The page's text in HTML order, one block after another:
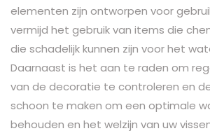
elementen zijn ontworpen voor
vermijd het gebruik van items die
die schadelijk kunnen zijn voor het
Daarnaast is het aan te raden om
van de decoratie te controleren en
schoon te maken om een optimale
behouden en het welzijn van uw